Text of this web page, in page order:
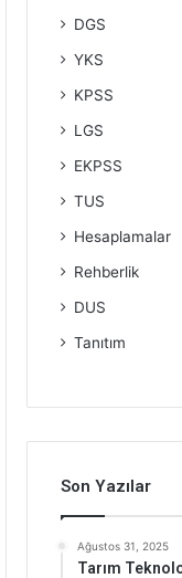
DGS
YKS
KPSS
LGS
EKPSS
TUS
Hesaplamalar
Rehberlik
DUS
Tanıtım
Son Yazılar
Ağustos 31, 2025
Tarım